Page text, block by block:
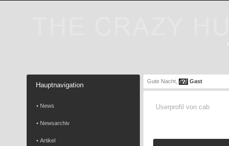
Hauptnavigation
• News
• Newsarchiv
• Artikel
Gute Nacht, Gast
Userprofil von cab